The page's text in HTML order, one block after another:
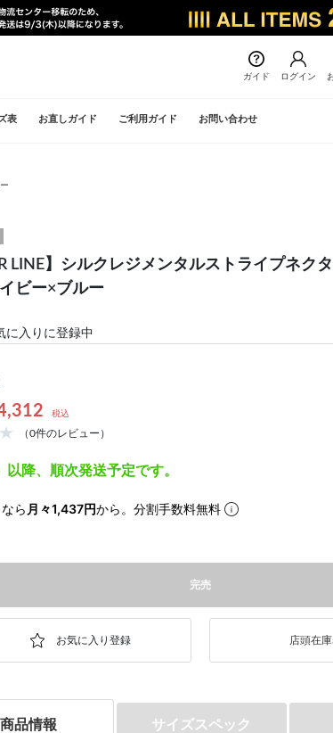
ガイド ログイン
表 お直しガイド ご利用ガイド お問い合わせ
LINE】シルクレジメンタルストライプネク
ビー×ブルー
に入りに登録中
税込
（0件のレビュー）
降、順次発送予定です。
なら 月々1,437円から。分割手数料無料
完売
店頭在
商品情報 サイズスペック